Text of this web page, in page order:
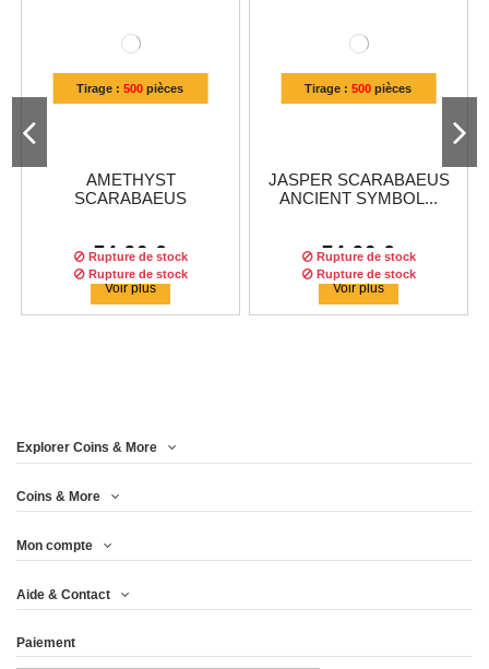
Tirage :500 pièces
AMETHYST
SCARABAEUS
74,96 €
Rupture de stock
Voir plus
Tirage :500 pièces
JASPER SCARABAEUS
ANCIENT SYMBOL...
74,96 €
Rupture de stock
Voir plus
Tirage :
ANCIENT SYMBOL...
83,29 €
Rupture de stock
74,96 €
Rupture de stock
Explorer Coins & More
Coins & More
Mon compte
Aide & Contact
Paiement